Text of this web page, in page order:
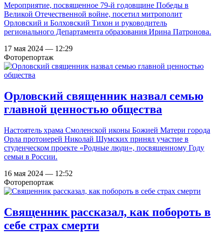
Мероприятие, посвященное 79-й годовщине Победы в
Великой Отечественной войне, посетил митрополит
Орловский и Болховский Тихон и руководитель
регионального Департамента образования Ирина Патронова.
17 мая 2024 — 12:29
Фоторепортаж
Орловский священник назвал семью
главной ценностью общества
Настоятель храма Смоленской иконы Божией Матери города
Орла протоиерей Николай Шумских принял участие в
студенческом проекте «Родные люди», посвященному Году
семьи в России.
16 мая 2024 — 12:52
Фоторепортаж
Священник рассказал, как побороть в
себе страх смерти